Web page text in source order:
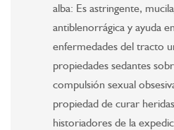
alba: Es astringente,
antiblenorrágica y ayuda
enfermedades del tracto
propiedades sedantes
compulsión sexual
propiedad de curar
historiadores de la